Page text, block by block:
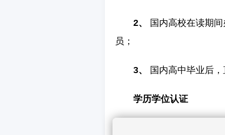
2、
国内高校在读期
员；
3、 国内高中毕业后
学历学位认证